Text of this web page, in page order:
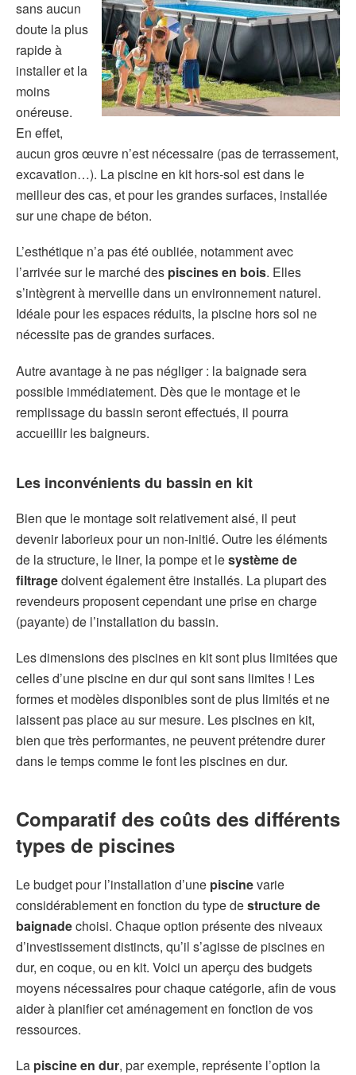
sans aucun
doute la plus
rapide à
installer et la
moins
onéreuse.
En effet,
aucun gros œuvre n’est nécessaire (pas de terrassement,
excavation…). La piscine en kit hors-sol est dans le
meilleur des cas, et pour les grandes surfaces, installée
sur une chape de béton.
L’esthétique n’a pas été oubliée, notamment avec
l’arrivée sur le marché des piscines en bois. Elles
s’intègrent à merveille dans un environnement naturel.
Idéale pour les espaces réduits, la piscine hors sol ne
nécessite pas de grandes surfaces.
Autre avantage à ne pas négliger : la baignade sera
possible immédiatement. Dès que le montage et le
remplissage du bassin seront effectués, il pourra
accueillir les baigneurs.
Les inconvénients du bassin en kit
Bien que le montage soit relativement aisé, il peut
devenir laborieux pour un non-initié. Outre les éléments
de la structure, le liner, la pompe et lesystème de
filtragedoivent également être installés. La plupart des
revendeurs proposent cependant une prise en charge
(payante) de l’installation du bassin.
Les dimensions des piscines en kit sont plus limitées que
celles d’une piscine en dur qui sont sans limites ! Les
formes et modèles disponibles sont de plus limités et ne
laissent pas place au sur mesure. Les piscines en kit,
bien que très performantes, ne peuvent prétendre durer
dans le temps comme le font les piscines en dur.
Comparatif des coûts des différents
types de piscines
Le budget pour l’installation d’une piscinevarie
considérablement en fonction du type destructure de
baignadechoisi. Chaque option présente des niveaux
d’investissement distincts, qu’il s’agisse de piscines en
dur, en coque, ou en kit. Voici un aperçu des budgets
moyens nécessaires pour chaque catégorie, afin de vous
aider à planifier cet aménagement en fonction de vos
ressources.
La piscine en dur, par exemple, représente l’option la